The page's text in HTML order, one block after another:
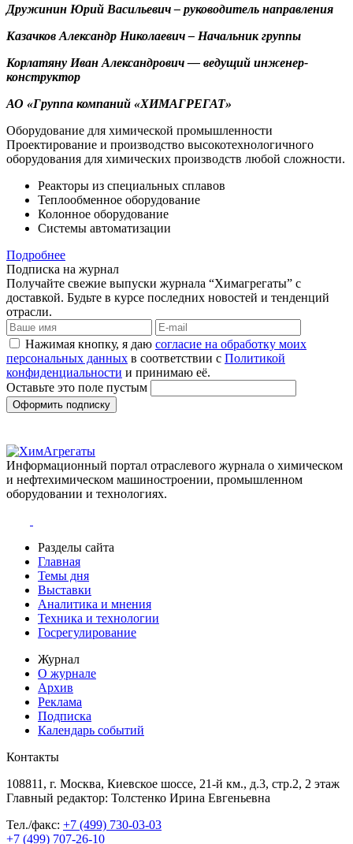
Дружинин Юрий Васильевич – руководитель направления
Казачков Александр Николаевич – Начальник группы
Корлатяну Иван Александрович — ведущий инженер-
конструктор
АО «Группа компаний «ХИМАГРЕГАТ»
Оборудование для химической промышленности
Проектирование и производство высокотехнологичного
оборудования для химических производств любой сложности.
Реакторы из специальных сплавов
Теплообменное оборудование
Колонное оборудование
Системы автоматизации
Подробнее
Подписка на журнал
Получайте свежие выпуски журнала “Химагрегаты” с
доставкой. Будьте в курсе последних новостей и тенденций
отрасли.
Нажимая кнопку, я даю согласие на обработку моих
персональных данных в соответствии с Политикой
конфиденциальности и принимаю её.
Оставьте это поле пустым
Оформить подписку
Информационный портал отраслевого журнала о химическом
и нефтехимическом машиностроении, промышленном
оборудовании и технологиях.
Разделы сайта
Главная
Темы дня
Выставки
Аналитика и мнения
Техника и технологии
Госрегулирование
Журнал
О журнале
Архив
Реклама
Подписка
Календарь событий
Контакты
108811, г. Москва, Киевское шоссе, 21-й км., д.3, стр.2, 2 этаж
Главный редактор: Толстенко Ирина Евгеньевна
Тел./факс: +7 (499) 730-03-03
+7 (499) 707-26-10